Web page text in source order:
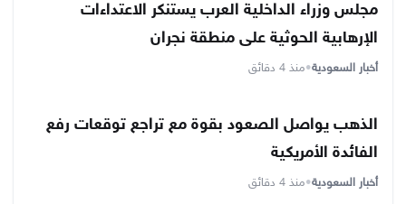
مجلس وزراء الداخلية العرب يستنكر الاعتداءات
الإرهابية الحوثية على منطقة نجران
أخبار السعودية•منذ 4 دقائق
الذهب يواصل الصعود بقوة مع تراجع توقعات رفع
الفائدة الأمريكية
أخبار السعودية•منذ 4 دقائق